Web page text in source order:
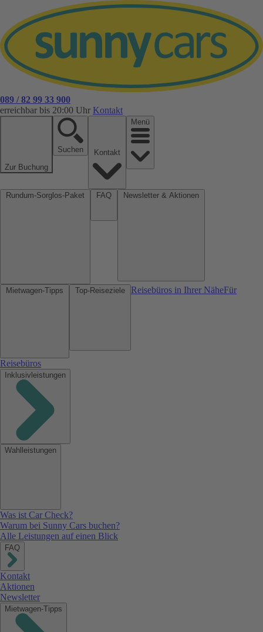
089 / 82 99 33 900
erreichbar bis 20:00 Uhr Kontakt
Zur Buchung
Suchen
Menü
Reisebüros in Ihrer NäheFür
Reisebüros
Inklusivleistungen
Wahlleistungen
Was ist Car Check?
Warum bei Sunny Cars buchen?
Alle Leistungen auf einen Blick
FAQ
Kontakt
Aktionen
Newsletter
Mietwagen-Tipps